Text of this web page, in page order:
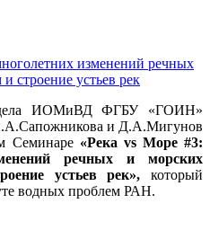
ИОМиВД ФГБУ «ГОИН»
и Д.А.Мигунов
Семинаре «Река vs Море #3:
речных и морских
устьев рек», который
водных проблем РАН.